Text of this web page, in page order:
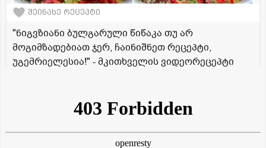
შეინახე რეცეპტი
"ნიგვზიანი ბულგარული წიწაკა თუ არ
მოგიმზადებიათ ჯერ, ჩაინიშნეთ რეცეპტი,
უგემრიელესია!" - მკითხველის ვიდეორეცეპტი